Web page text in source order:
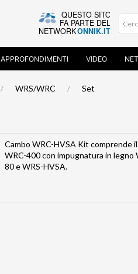
APPROFONDIMENTI VIDEO
WRS/WRC Set
Cambo WRC-HVSA Kit comprende
WRC-400 con impugnatura in legno
80 e WRS-HVSA.